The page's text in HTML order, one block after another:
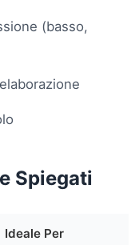
(basso,
Spiegati
Ideale Per